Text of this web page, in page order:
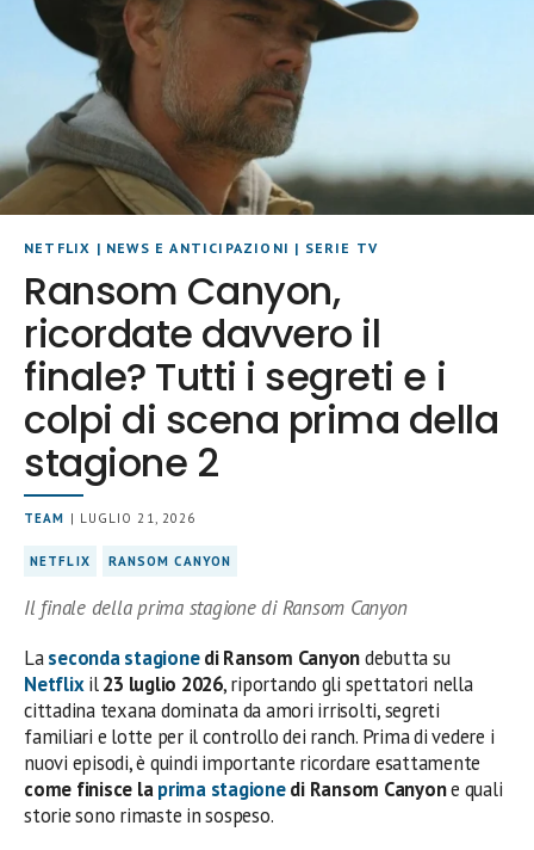
NETFLIX | NEWS E ANTICIPAZIONI | SERIE TV
Ransom Canyon,
ricordate davvero il
finale? Tutti i segreti e i
colpi di scena prima della
stagione 2
TEAM | LUGLIO 21, 2026
NETFLIX RANSOM CANYON
Il finale della prima stagione di Ransom Canyon
Laseconda stagionedi Ransom Canyondebutta su
Netflixil23 luglio 2026, riportando gli spettatori nella
cittadina texana dominata da amori irrisolti, segreti
familiari e lotte per il controllo dei ranch. Prima di vedere i
nuovi episodi, è quindi importante ricordare esattamente
come finisce laprima stagionedi Ransom Canyone quali
storie sono rimaste in sospeso.